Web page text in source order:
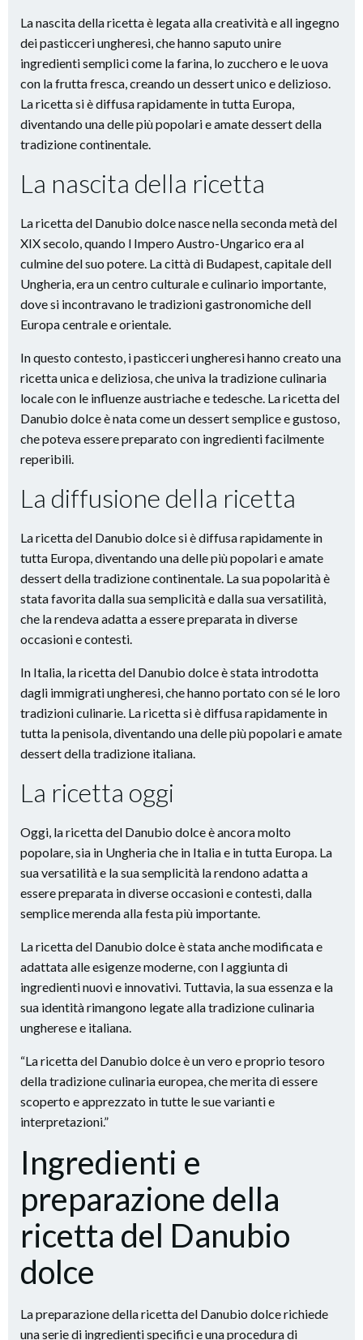
La nascita della ricetta è legata alla creatività e all ingegno
dei pasticceri ungheresi, che hanno saputo unire
ingredienti semplici come la farina, lo zucchero e le uova
con la frutta fresca, creando un dessert unico e delizioso.
La ricetta si è diffusa rapidamente in tutta Europa,
diventando una delle più popolari e amate dessert della
tradizione continentale.
La nascita della ricetta
La ricetta del Danubio dolce nasce nella seconda metà del
XIX secolo, quando l Impero Austro-Ungarico era al
culmine del suo potere. La città di Budapest, capitale dell
Ungheria, era un centro culturale e culinario importante,
dove si incontravano le tradizioni gastronomiche dell
Europa centrale e orientale.
In questo contesto, i pasticceri ungheresi hanno creato una
ricetta unica e deliziosa, che univa la tradizione culinaria
locale con le influenze austriache e tedesche. La ricetta del
Danubio dolce è nata come un dessert semplice e gustoso,
che poteva essere preparato con ingredienti facilmente
reperibili.
La diffusione della ricetta
La ricetta del Danubio dolce si è diffusa rapidamente in
tutta Europa, diventando una delle più popolari e amate
dessert della tradizione continentale. La sua popolarità è
stata favorita dalla sua semplicità e dalla sua versatilità,
che la rendeva adatta a essere preparata in diverse
occasioni e contesti.
In Italia, la ricetta del Danubio dolce è stata introdotta
dagli immigrati ungheresi, che hanno portato con sé le loro
tradizioni culinarie. La ricetta si è diffusa rapidamente in
tutta la penisola, diventando una delle più popolari e amate
dessert della tradizione italiana.
La ricetta oggi
Oggi, la ricetta del Danubio dolce è ancora molto
popolare, sia in Ungheria che in Italia e in tutta Europa. La
sua versatilità e la sua semplicità la rendono adatta a
essere preparata in diverse occasioni e contesti, dalla
semplice merenda alla festa più importante.
La ricetta del Danubio dolce è stata anche modificata e
adattata alle esigenze moderne, con l aggiunta di
ingredienti nuovi e innovativi. Tuttavia, la sua essenza e la
sua identità rimangono legate alla tradizione culinaria
ungherese e italiana.
“La ricetta del Danubio dolce è un vero e proprio tesoro
della tradizione culinaria europea, che merita di essere
scoperto e apprezzato in tutte le sue varianti e
interpretazioni.”
Ingredienti e
preparazione della
ricetta del Danubio
dolce
La preparazione della ricetta del Danubio dolce richiede
una serie di ingredienti specifici e una procedura di